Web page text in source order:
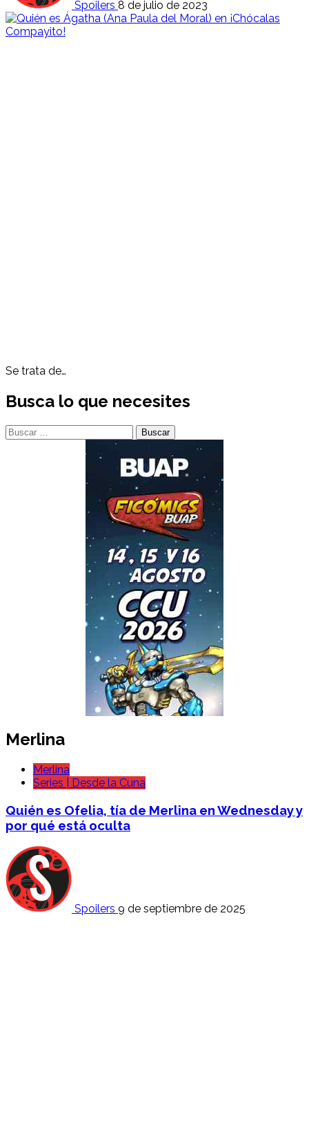
Spoilers 8 de julio de 2023
Se trata de…
Busca lo que necesites
Buscar:
Merlina
Merlina
Series | Desde la Cuna
Quién es Ofelia, tía de Merlina en Wednesday y
por qué está oculta
Spoilers 9 de septiembre de 2025